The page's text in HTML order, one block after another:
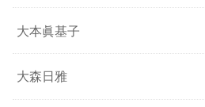
大本眞基子
大森日雅